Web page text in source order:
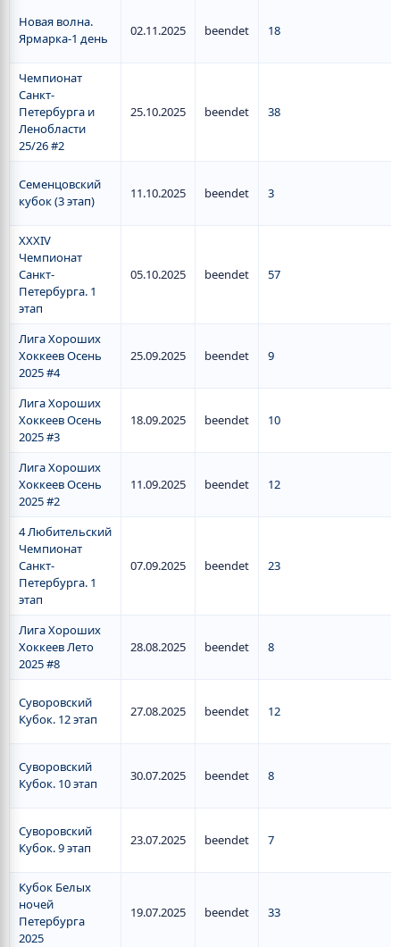
Новая волна.
Ярмарка-1 день
02.11.2025 beendet 18
Чемпионат
Санкт-
Петербурга и
Ленобласти
25/26 #2
25.10.2025 beendet 38
Семенцовский
кубок (3 этап)
11.10.2025 beendet 3
XXXIV
Чемпионат
Санкт-
Петербурга. 1
этап
05.10.2025 beendet 57
Лига Хороших
Хоккеев Осень
2025 #4
25.09.2025 beendet 9
Лига Хороших
Хоккеев Осень
2025 #3
18.09.2025 beendet 10
Лига Хороших
Хоккеев Осень
2025 #2
11.09.2025 beendet 12
4 Любительский
Чемпионат
Санкт-
Петербурга. 1
этап
07.09.2025 beendet 23
Лига Хороших
Хоккеев Лето
2025 #8
28.08.2025 beendet 8
Суворовский
Кубок. 12 этап
27.08.2025 beendet 12
Суворовский
Кубок. 10 этап
30.07.2025 beendet 8
Суворовский
Кубок. 9 этап
23.07.2025 beendet 7
Кубок Белых
ночей
Петербурга
2025
19.07.2025 beendet 33